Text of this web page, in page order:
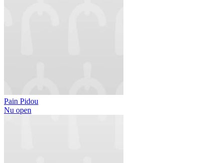
Pain Pidou
Nu open